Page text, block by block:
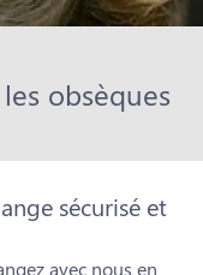
obsèques
sécurisé et
avec nous en